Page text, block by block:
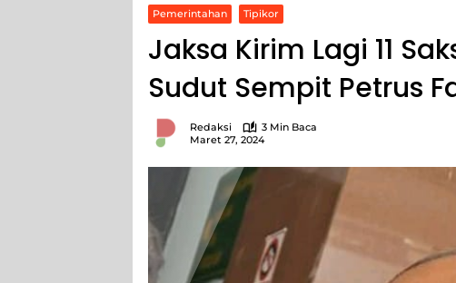
Pemerintahan Tipikor
Jaksa Kirim Lagi 11
Sudut Sempit Petrus
Redaksi
3 Min Baca
Maret 27, 2024